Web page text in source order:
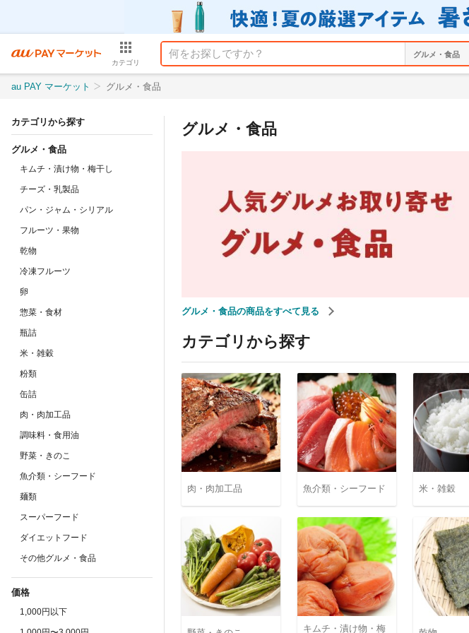
カテゴリ
au PAY マーケット グルメ・食品
カテゴリから探す
グルメ・食品
キムチ・漬け物・梅干し
チーズ・乳製品
パン・ジャム・シリアル
フルーツ・果物
乾物
冷凍フルーツ
卵
惣菜・食材
瓶詰
米・雑穀
粉類
缶詰
肉・肉加工品
調味料・食用油
野菜・きのこ
魚介類・シーフード
麺類
スーパーフード
ダイエットフード
その他グルメ・食品
価格
1,000円以下
グルメ・食品
グルメ・食品の商品をすべて見る
カテゴリから探す
肉・肉加工品 魚介類・シーフード 米・雑穀
キムチ・漬け物・梅